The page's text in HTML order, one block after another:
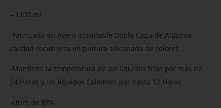
– 1100 ml
-Fabricada en Acero inoxidable Doble Capa de Altísima
calidad recubierta en pintura siliconada de colores.
-Mantiene la temperatura de los líquidos fríos por mas de
24 Horas y los liquidos Calientes por hasta 12 Horas
-Libre de BPA